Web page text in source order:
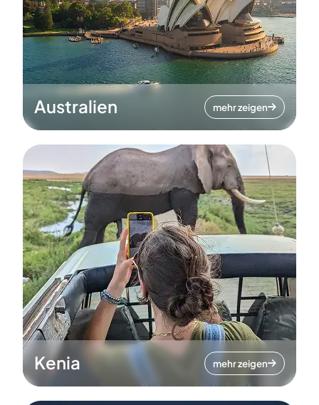
Australien mehr zeigen
Kenia mehr zeigen